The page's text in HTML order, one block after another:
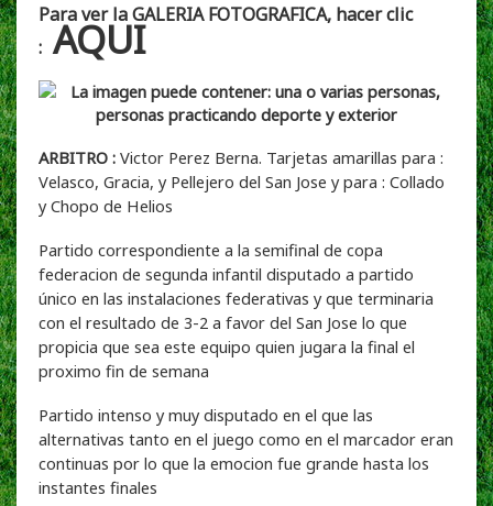
Para ver la GALERIA FOTOGRAFICA, hacer clic
: AQUI
ARBITRO : Victor Perez Berna. Tarjetas amarillas para :
Velasco, Gracia, y Pellejero del San Jose y para : Collado
y Chopo de Helios
Partido correspondiente a la semifinal de copa
federacion de segunda infantil disputado a partido
único en las instalaciones federativas y que terminaria
con el resultado de 3-2 a favor del San Jose lo que
propicia que sea este equipo quien jugara la final el
proximo fin de semana
Partido intenso y muy disputado en el que las
alternativas tanto en el juego como en el marcador eran
continuas por lo que la emocion fue grande hasta los
instantes finales